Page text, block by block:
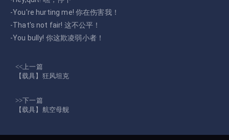
-You're hurting me! 你在伤害我！
-That's not fair! 这不公平！
-You bully! 你这欺凌弱小者！
<<上一篇
【载具】狂风坦克
>>下一篇
【载具】航空母舰